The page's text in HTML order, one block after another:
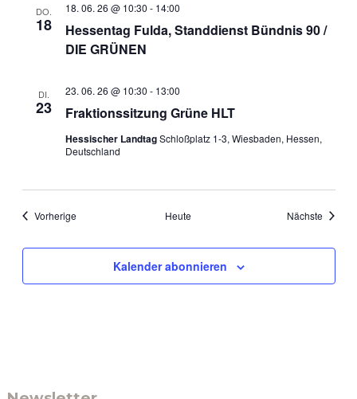
DO.
18
Hessentag Fulda, Standdienst Bündnis 90 /
DIE GRÜNEN
18. 06. 26 @ 10:30 - 14:00
DI.
23 Fraktionssitzung Grüne HLT
23. 06. 26 @ 10:30 - 13:00
Hessischer LandtagSchloßplatz 1-3, Wiesbaden, Hessen,
Deutschland
VorherigeVeranstaltungen Heute Nächste
Kalender abonnieren